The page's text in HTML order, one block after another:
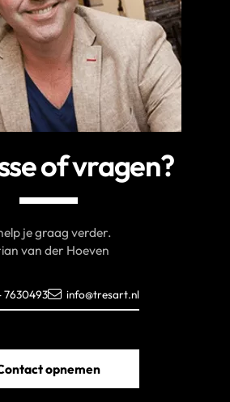
of vragen?
je graag verder.
van der Hoeven
7630493 info@tresart.nl
opnemen